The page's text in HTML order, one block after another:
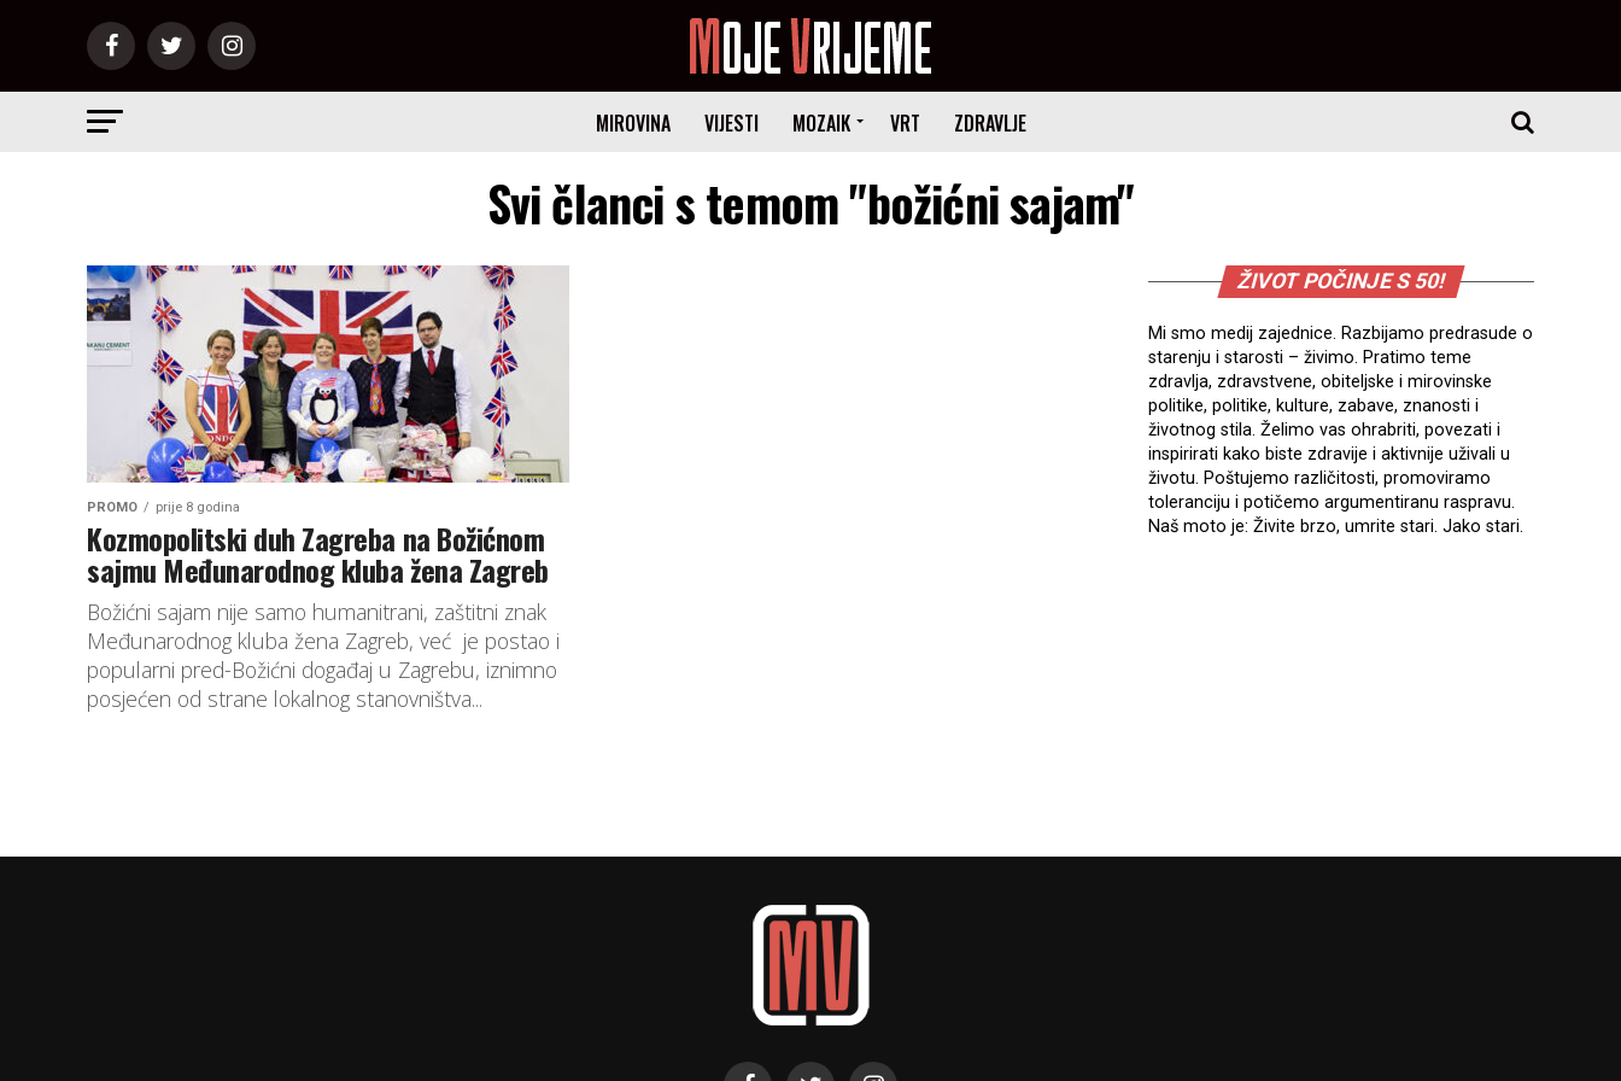
MIROVINA VIJESTI MOZAIK VRT ZDRAVLJE
Svi članci s temom "božićni sajam"
PROMO prije 8 godina
Kozmopolitski duh Zagreba na Božićnom
sajmu Međunarodnog kluba žena Zagreb
Božićni sajam nije samo humanitrani, zaštitni znak
Međunarodnog kluba žena Zagreb, već je postao i
popularni pred-Božićni događaj u Zagrebu, iznimno
posjećen od strane lokalnog stanovništva...
ŽIVOT POČINJE S 50!
Mi smo medij zajednice. Razbijamo predrasude o
starenju i starosti – živimo. Pratimo teme
zdravlja, zdravstvene, obiteljske i mirovinske
politike, politike, kulture, zabave, znanosti i
životnog stila. Želimo vas ohrabriti, povezati i
inspirirati kako biste zdravije i aktivnije uživali u
životu. Poštujemo različitosti, promoviramo
toleranciju i potičemo argumentiranu raspravu.
Naš moto je: Živite brzo, umrite stari. Jako stari.